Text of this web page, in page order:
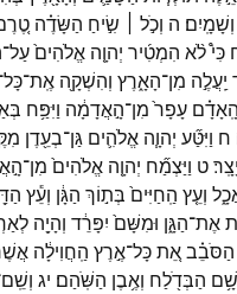
וְשָׁמָֽיִם׃ ה וְכֹ֣ל ׀ שִׂ֣יחַ הַשָּׂדֶ֗ה
כִּי֩לֹ֨א הִמְטִ֜יר יְהוָ֤ה אֱלֹהִים֙עַל־
יַֽעֲלֶ֣ה מִן־הָאָ֑רֶץ וְהִשְׁקָ֖ה אֶֽת־
הָֽאָדָ֗ם עָפָר֙ מִן־הָ֣אֲדָמָ֔ה וַיִּפַּ֥ח
ח וַיִּטַּ֞ע יְהוָ֧ה אֱלֹהִ֛ים גַּן־בְעֵ֖דֶן
יָצָֽר׃ט וַיַּצְמַ֞ח יְהוָ֤ה אֱלֹהִים֙ מִן־
וְעֵ֤ץ הַֽחַיִּים֙ בְּת֣וֹךְ הַגָּ֔ן וְעֵ֕ץ
אֶת־הַגָּ֑ן וּמִשָּׁם֙ יִפָּרֵ֔ד וְהָיָ֖ה
הַסֹּבֵ֗באֵ֚תכָּל־אֶ֣רֶץ הַֽחֲוִילָ֔ה
שָׁ֥ם הַבְּדֹ֖לַח וְאֶ֥בֶן הַשֹּֽׁהַם׃ יג